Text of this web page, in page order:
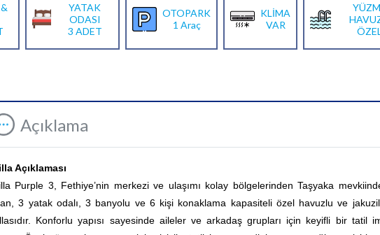
YATAK
ODASI
3 ADET
OTOPARK
1 Araç
KLİMA
VAR
Açıklama
Açıklaması
Purple 3, Fethiye’nin merkezi ve ulaşımı kolay bölgelerinden Taşyaka
3 yatak odalı, 3 banyolu ve 6 kişi konaklama kapasiteli özel havuzlu ve
Konforlu yapısı sayesinde aileler ve arkadaş grupları için keyifli bir tatil